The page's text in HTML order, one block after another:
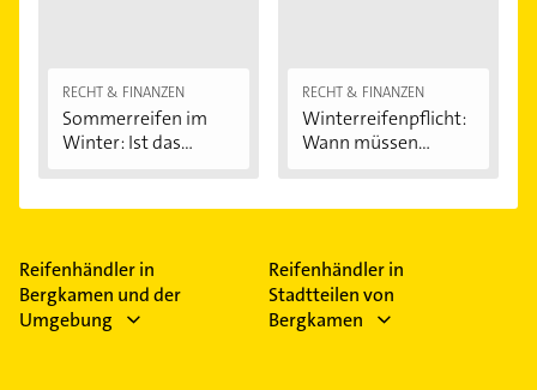
RECHT & FINANZEN
Sommerreifen im
Winter: Ist das...
RECHT & FINANZEN
Winterreifenpflicht:
Wann müssen...
Reifenhändler in
Bergkamen und der
Umgebung
Reifenhändler in
Stadtteilen von
Bergkamen